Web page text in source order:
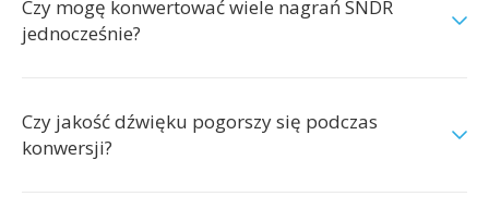
Czy mogę konwertować wiele nagrań SNDR
jednocześnie?
Czy jakość dźwięku pogorszy się podczas
konwersji?